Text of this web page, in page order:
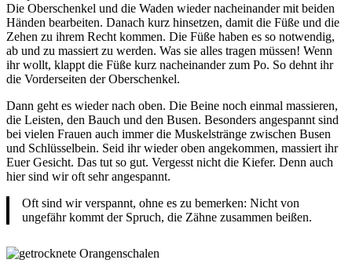
Die Oberschenkel und die Waden wieder nacheinander mit beiden
Händen bearbeiten. Danach kurz hinsetzen, damit die Füße und die
Zehen zu ihrem Recht kommen. Die Füße haben es so notwendig,
ab und zu massiert zu werden. Was sie alles tragen müssen! Wenn
ihr wollt, klappt die Füße kurz nacheinander zum Po. So dehnt ihr
die Vorderseiten der Oberschenkel.
Dann geht es wieder nach oben. Die Beine noch einmal massieren,
die Leisten, den Bauch und den Busen. Besonders angespannt sind
bei vielen Frauen auch immer die Muskelstränge zwischen Busen
und Schlüsselbein. Seid ihr wieder oben angekommen, massiert ihr
Euer Gesicht. Das tut so gut. Vergesst nicht die Kiefer. Denn auch
hier sind wir oft sehr angespannt.
Oft sind wir verspannt, ohne es zu bemerken: Nicht von
ungefähr kommt der Spruch, die Zähne zusammen beißen.